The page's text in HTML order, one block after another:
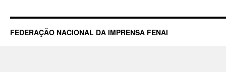
FEDERAÇÃO NACIONAL DA IMPRENSA FENAI